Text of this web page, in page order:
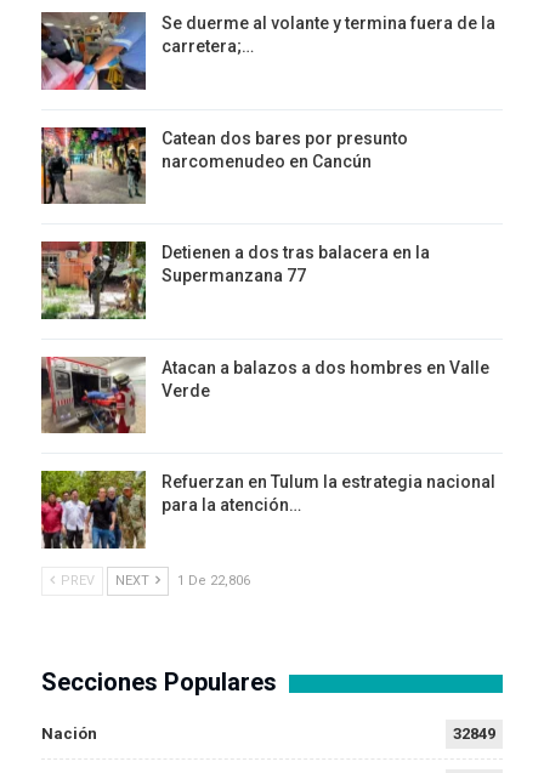
Se duerme al volante y termina fuera de la
carretera;…
Catean dos bares por presunto
narcomenudeo en Cancún
Detienen a dos tras balacera en la
Supermanzana 77
Atacan a balazos a dos hombres en Valle
Verde
Refuerzan en Tulum la estrategia nacional
para la atención…
PREV NEXT 1 De 22,806
Secciones Populares
Nación 32849